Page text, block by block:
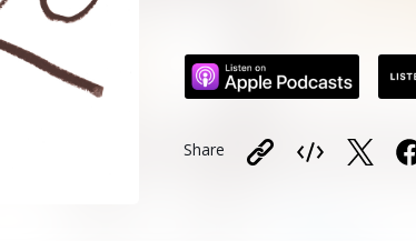
Share